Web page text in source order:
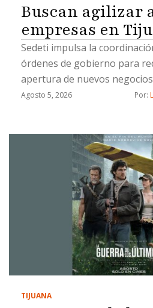
Buscan agilizar
empresas en
Sedeti impulsa la
órdenes de gobierno para
apertura de nuevos negocios
Agosto 5, 2026 Por:
TIJUANA